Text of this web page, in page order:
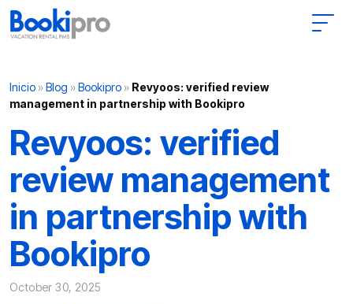
Main Navigation
Inicio »Blog »Bookipro » Revyoos: verified review
management in partnership with Bookipro
Revyoos: verified
review management
in partnership with
Bookipro
October 30, 2025